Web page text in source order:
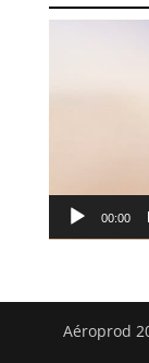
00:00
Aéroprod